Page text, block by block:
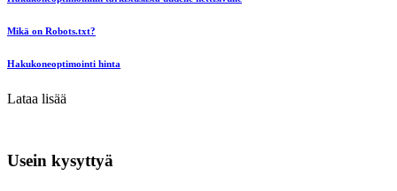
Mikä on Robots.txt?
Hakukoneoptimointi hinta
Lataa lisää
Usein kysyttyä